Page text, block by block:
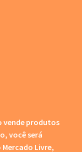
vende produtos
você será
Livre,